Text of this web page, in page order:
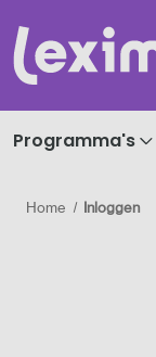
Programma's
Home Inloggen